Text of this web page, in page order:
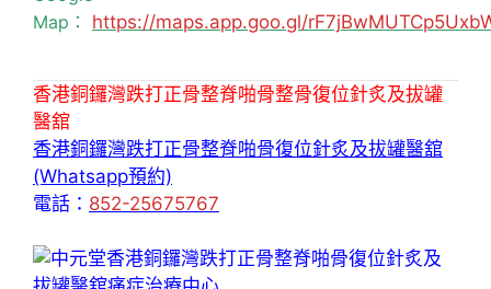
Map： https://maps.app.goo.gl/
香港銅鑼灣跌打正骨整脊啪骨整骨復位針炙及拔罐
醫舘
香港銅鑼灣跌打正骨整脊啪骨復位針炙及拔罐醫舘
(Whatsapp預約)
電話： 852-25675767